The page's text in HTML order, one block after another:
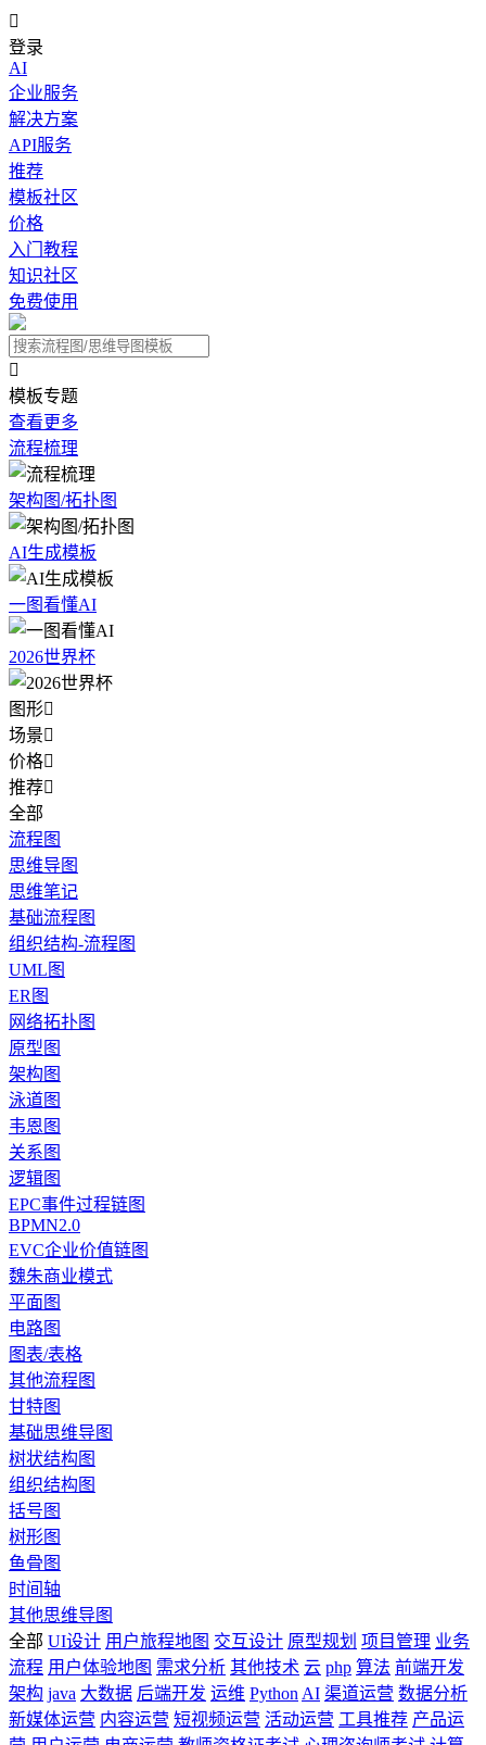

登录
AI
企业服务
解决方案
API服务
推荐
模板社区
价格
入门教程
知识社区
免费使用

模板专题
查看更多
流程梳理
架构图/拓扑图
AI生成模板
一图看懂AI
2026世界杯
图形
场景
价格
推荐
全部
流程图
思维导图
思维笔记
基础流程图
组织结构-流程图
UML图
ER图
网络拓扑图
原型图
架构图
泳道图
韦恩图
关系图
逻辑图
EPC事件过程链图
BPMN2.0
EVC企业价值链图
魏朱商业模式
平面图
电路图
图表/表格
其他流程图
甘特图
基础思维导图
树状结构图
组织结构图
括号图
树形图
鱼骨图
时间轴
其他思维导图
全部 UI设计 用户旅程地图 交互设计 原型规划 项目管理 业务
流程 用户体验地图 需求分析 其他技术 云 php 算法 前端开发
架构 java 大数据 后端开发 运维 Python AI 渠道运营 数据分析
新媒体运营 内容运营 短视频运营 活动运营 工具推荐 产品运